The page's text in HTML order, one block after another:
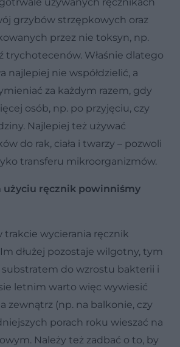
grzybów strzępkowych oraz
przez nie toksyn, np.
trychotecenów. Właśnie dlatego
najlepiej nie współdzielić, a
za każdym razem, gdy
osób, np. po przyjęciu, czy
Najlepiej też używać
do rak, ciała i twarzy – pozwoli
transferu mikroorganizmów.
użyciu ręcznik powinniśmy
trakcie wycierania ręcznik
dłużej pozostaje wilgotny, tym
substratem do wzrostu bakterii i
letnim warto więc wywiesić
zewnątrz (np. na balkonie, czy
porach roku wieszać na
Należy też zadbać o to, by